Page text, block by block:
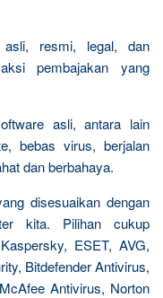
asli, resmi, legal, dan
pembajakan yang
asli, antara lain
bebas virus, berjalan
dan berbahaya.
disesuaikan dengan
kita. Pilihan cukup
ESET, AVG,
Bitdefender Antivirus,
Antivirus, Norton